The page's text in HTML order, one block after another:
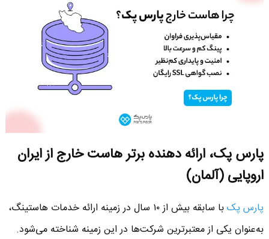
پارس پک، ارائه دهنده برتر هاست خارج از ایران
اروپایی (آلمان)
پارس پک
با سابقه بیش از ۱۰ سال در زمینه ارائه خدمات هاستینگ،
به‌عنوان یکی از معتبرترین شرکت‌ها در این زمینه شناخته می‌شود.